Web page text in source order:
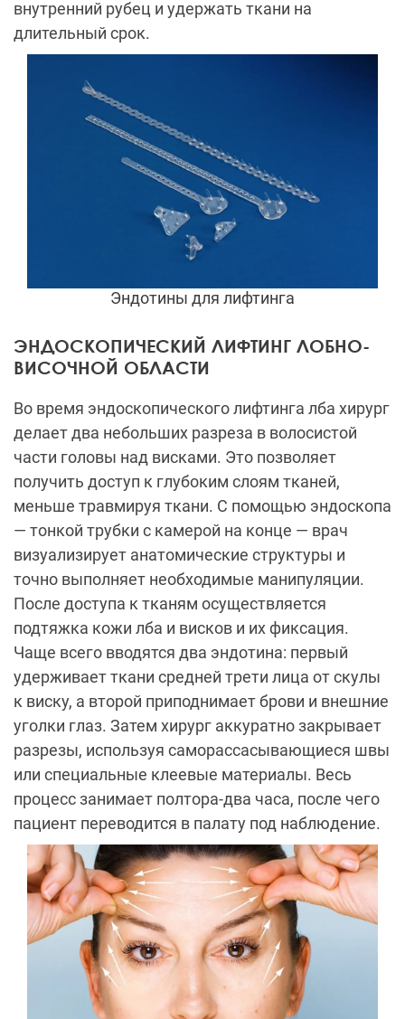
внутренний рубец и удержать ткани на
длительный срок.
Эндотины для лифтинга
ЭНДОСКОПИЧЕСКИЙ ЛИФТИНГ ЛОБНО-
ВИСОЧНОЙ ОБЛАСТИ
Во время эндоскопического лифтинга лба хирург
делает два небольших разреза в волосистой
части головы над висками. Это позволяет
получить доступ к глубоким слоям тканей,
меньше травмируя ткани. С помощью эндоскопа
— тонкой трубки с камерой на конце — врач
визуализирует анатомические структуры и
точно выполняет необходимые манипуляции.
После доступа к тканям осуществляется
подтяжка кожи лба и висков и их фиксация.
Чаще всего вводятся два эндотина: первый
удерживает ткани средней трети лица от скулы
к виску, а второй приподнимает брови и внешние
уголки глаз. Затем хирург аккуратно закрывает
разрезы, используя саморассасывающиеся швы
или специальные клеевые материалы. Весь
процесс занимает полтора-два часа, после чего
пациент переводится в палату под наблюдение.